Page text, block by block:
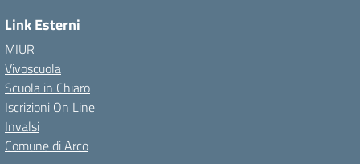
Link Esterni
MIUR
Vivoscuola
Scuola in Chiaro
Iscrizioni On Line
Invalsi
Comune di Arco